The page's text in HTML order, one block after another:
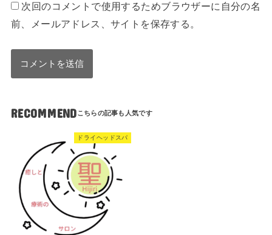
次回のコメントで使用するためブラウザーに自分の名
前、メールアドレス、サイトを保存する。
RECOMMEND
ドライヘッドスパ